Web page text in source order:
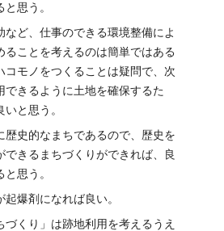
と思う。
など、仕事のできる環境整備によ
ることを考えるのは簡単ではある
コモノをつくることは疑問で、次
できるように土地を確保するた
と思う。
歴史的なまちであるので、歴史を
できるまちづくりができれば、良
思う。
起爆剤になれば良い。
づくり」は跡地利用を考えるうえ